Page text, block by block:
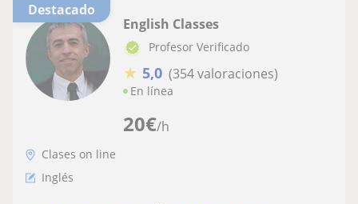
Destacado
20€/h
English Classes
Profesor Verificado
★ 5,0 (354 valoraciones)
En línea
Clases on line
Inglés